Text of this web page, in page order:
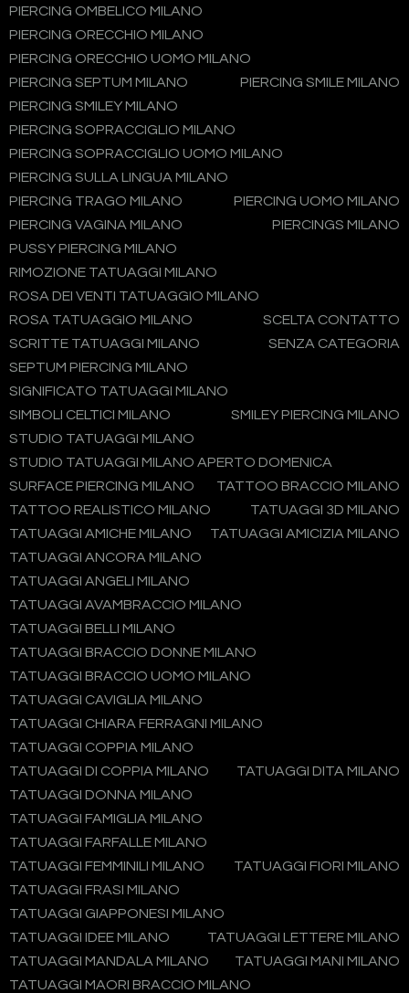
PIERCING OMBELICO MILANO
PIERCING ORECCHIO MILANO
PIERCING ORECCHIO UOMO MILANO
PIERCING SEPTUM MILANO
PIERCING SMILE MILANO
PIERCING SMILEY MILANO
PIERCING SOPRACCIGLIO MILANO
PIERCING SOPRACCIGLIO UOMO MILANO
PIERCING SULLA LINGUA MILANO
PIERCING TRAGO MILANO
PIERCING UOMO MILANO
PIERCING VAGINA MILANO
PIERCINGS MILANO
PUSSY PIERCING MILANO
RIMOZIONE TATUAGGI MILANO
ROSA DEI VENTI TATUAGGIO MILANO
ROSA TATUAGGIO MILANO
SCELTA CONTATTO
SCRITTE TATUAGGI MILANO
SENZA CATEGORIA
SEPTUM PIERCING MILANO
SIGNIFICATO TATUAGGI MILANO
SIMBOLI CELTICI MILANO
SMILEY PIERCING MILANO
STUDIO TATUAGGI MILANO
STUDIO TATUAGGI MILANO APERTO DOMENICA
SURFACE PIERCING MILANO
TATTOO BRACCIO MILANO
TATTOO REALISTICO MILANO
TATUAGGI 3D MILANO
TATUAGGI AMICHE MILANO
TATUAGGI AMICIZIA MILANO
TATUAGGI ANCORA MILANO
TATUAGGI ANGELI MILANO
TATUAGGI AVAMBRACCIO MILANO
TATUAGGI BELLI MILANO
TATUAGGI BRACCIO DONNE MILANO
TATUAGGI BRACCIO UOMO MILANO
TATUAGGI CAVIGLIA MILANO
TATUAGGI CHIARA FERRAGNI MILANO
TATUAGGI COPPIA MILANO
TATUAGGI DI COPPIA MILANO
TATUAGGI DITA MILANO
TATUAGGI DONNA MILANO
TATUAGGI FAMIGLIA MILANO
TATUAGGI FARFALLE MILANO
TATUAGGI FEMMINILI MILANO
TATUAGGI FIORI MILANO
TATUAGGI FRASI MILANO
TATUAGGI GIAPPONESI MILANO
TATUAGGI IDEE MILANO
TATUAGGI LETTERE MILANO
TATUAGGI MANDALA MILANO
TATUAGGI MANI MILANO
TATUAGGI MAORI BRACCIO MILANO